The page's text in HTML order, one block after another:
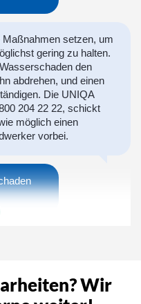
setzen, um
gering zu halten.
den
abdrehen, und einen
Die UNIQA
204 22 22, schickt
möglich einen
vorbei.
uns den Schaden
uns anschließend
Wir